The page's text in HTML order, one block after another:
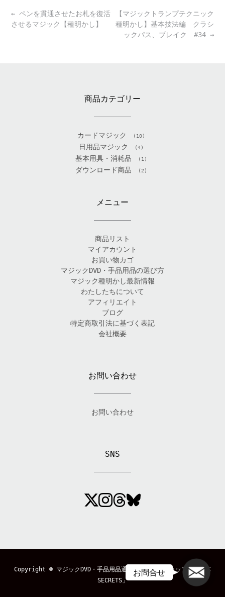
Post
navigation
【マジックトランプテクニック
種明かし】基本技法編 クラシ
ックパス、ブレイク #34 →
← ペンを貫通させたお札を復活
させるマジック【種明かし】
商品カテゴリー
カードマジック (10)
日用品マジック (4)
基本用具・消耗品 (1)
ダウンロード商品 (2)
メニュー
商品リスト
マイアカウント
お買い物カゴ
マジックDVD・手品用品の選び方
マジック種明かし最新情報
わたしたちについて
アフィリエイト
ブログ
特定商取引法に基づく表記
会社概要
お問い合わせ
お問い合わせ
SNS
Copyright © マジックDVD・手品用品通販のマジックショップ「MAGIC
SECRETS」
メール
お問合せ